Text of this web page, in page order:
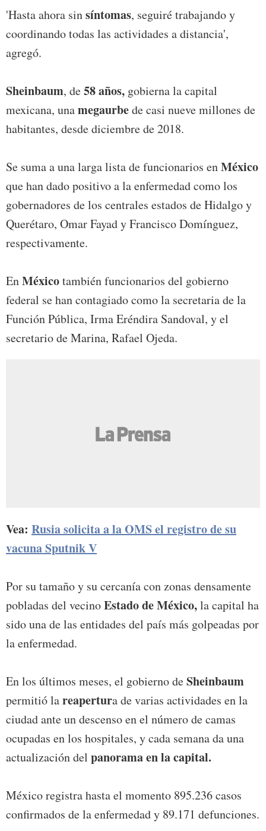
'Hasta ahora sinsíntomas, seguiré trabajando y
coordinando todas las actividades a distancia',
agregó.
Sheinbaum, de58 años, gobierna la capital
mexicana, unamegaurbede casi nueve millones de
habitantes, desde diciembre de 2018.
Se suma a una larga lista de funcionarios enMéxico
que han dado positivo a la enfermedad como los
gobernadores de los centrales estados de Hidalgo y
Querétaro, Omar Fayad y Francisco Domínguez,
respectivamente.
EnMéxicotambién funcionarios del gobierno
federal se han contagiado como la secretaria de la
Función Pública, Irma Eréndira Sandoval, y el
secretario de Marina, Rafael Ojeda.
Vea: Rusia solicita a la OMS el registro de su
vacuna Sputnik V
Por su tamaño y su cercanía con zonas densamente
pobladas del vecinoEstado de México,la capital ha
sido una de las entidades del país más golpeadas por
la enfermedad.
En los últimos meses, el gobierno deSheinbaum
permitió lareapertura de varias actividades en la
ciudad ante un descenso en el número de camas
ocupadas en los hospitales, y cada semana da una
actualización del panorama en la capital.
México registra hasta el momento 895.236 casos
confirmados de la enfermedad y 89.171 defunciones.